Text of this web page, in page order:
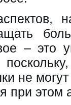
– это
не могут
при этом